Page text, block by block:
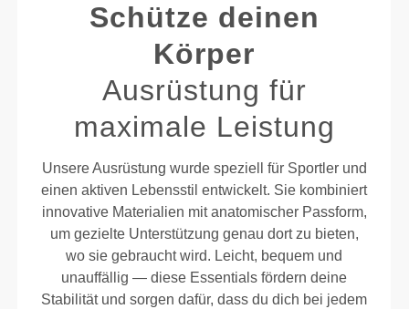
Schütze deinen
Körper
Ausrüstung für
maximale Leistung
Unsere Ausrüstung wurde speziell für Sportler und
einen aktiven Lebensstil entwickelt. Sie kombiniert
innovative Materialien mit anatomischer Passform,
um gezielte Unterstützung genau dort zu bieten,
wo sie gebraucht wird. Leicht, bequem und
unauffällig — diese Essentials fördern deine
Stabilität und sorgen dafür, dass du dich bei jedem